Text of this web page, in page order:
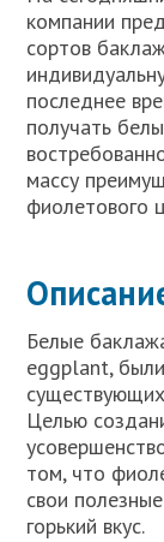
компании
сортов
последнее
получать
массу
фиолетового
Белые
eggplant,
Целью
том, что
свои
горький вкус.